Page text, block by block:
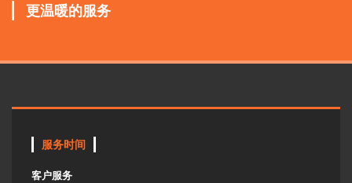
更温暖的服务
服务时间
客户服务